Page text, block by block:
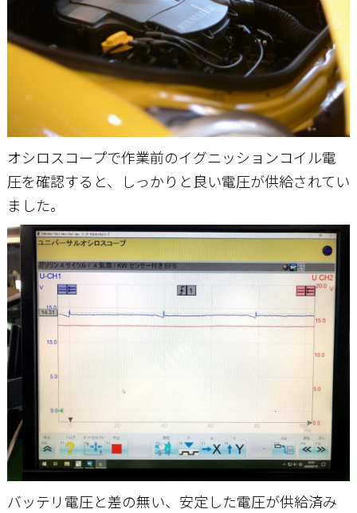
オシロスコープで作業前のイグニッションコイル電
圧を確認すると、しっかりと良い電圧が供給されてい
ました。
バッテリ電圧と差の無い、安定した電圧が供給済み